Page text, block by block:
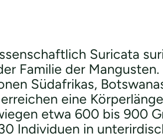
Suricata
Familie der
Südafrikas,
eine
etwa 600 bis 900
Individuen in